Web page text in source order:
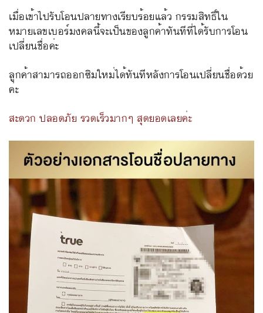
เมื่อเข้าไปรับโอนปลายทางเรียบร้อยแล้ว กรรมสิทธิ์ใน
หมายเลขเบอร์มงคลนี้จะเป็นของลูกค้าทันทีที่ได้รับการโอน
เปลี่ยนชื่อค่ะ
ลูกค้าสามารถออกซิมใหม่ได้ทันทีหลังการโอนเปลี่ยนชื่อด้วย
ค่ะ
สะดวก ปลอดภัย รวดเร็วมากๆ สุดยอดเลยค่ะ